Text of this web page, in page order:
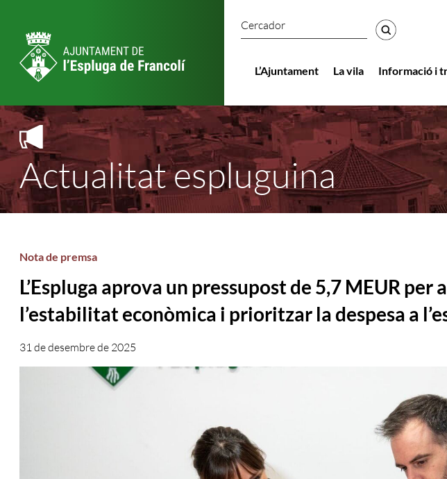
Cercador
L’Ajuntament La vila Informació i
Actualitat espluguina
Nota de premsa
L’Espluga aprova un pressupost de 5,7 MEUR
l’estabilitat econòmica i prioritzar la despesa a
31 de desembre de 2025